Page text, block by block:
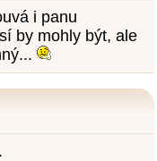
i panu
by mohly být, ale